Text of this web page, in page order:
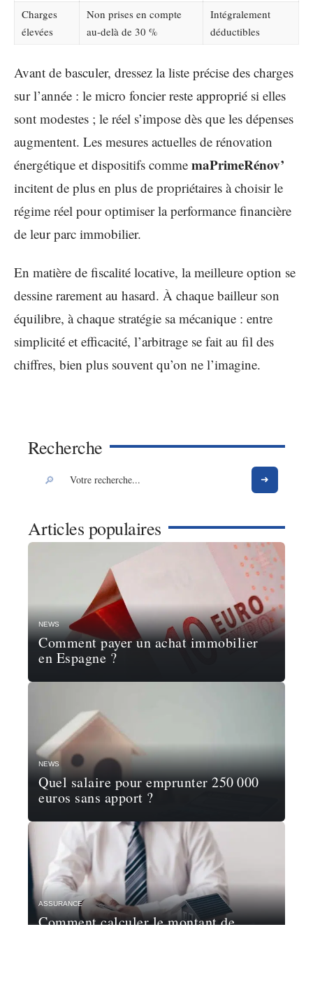
Charges
élevées
Non prises en compte
au-delà de 30 %
Intégralement
déductibles
Avant de basculer, dressez la liste précise des charges
sur l’année : le micro foncier reste approprié si elles
sont modestes ; le réel s’impose dès que les dépenses
augmentent. Les mesures actuelles de rénovation
énergétique et dispositifs comme maPrimeRénov’
incitent de plus en plus de propriétaires à choisir le
régime réel pour optimiser la performance financière
de leur parc immobilier.
En matière de fiscalité locative, la meilleure option se
dessine rarement au hasard. À chaque bailleur son
équilibre, à chaque stratégie sa mécanique : entre
simplicité et efficacité, l’arbitrage se fait au fil des
chiffres, bien plus souvent qu’on ne l’imagine.
Recherche
Articles populaires
NEWS
Comment payer un achat immobilier
en Espagne ?
NEWS
Quel salaire pour emprunter 250 000
euros sans apport ?
ASSURANCE
Comment calculer le montant de